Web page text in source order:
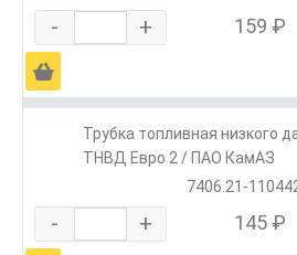
- + 159 ₽
Ä
Трубка топливная низкого
ТНВД Евро 2 / ПАО КамАЗ
7406.21-
- + 145 ₽